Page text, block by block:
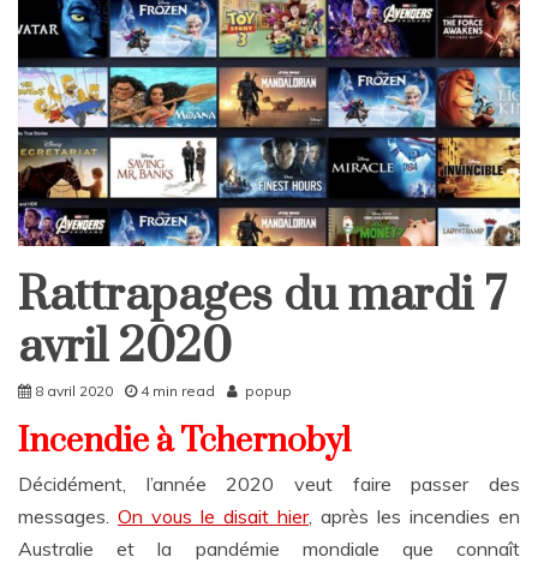
Home
Rattrapages
Rattrapages
Rattrapages du mardi 7
avril 2020
8 avril 2020 4 min read popup
Incendie à Tchernobyl
Décidément, l’année 2020 veut faire passer des
messages. On vous le disait hier, après les incendies en
Australie et la pandémie mondiale que connaît